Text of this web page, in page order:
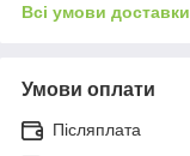
Всі умови доставки
Умови оплати
Післяплата